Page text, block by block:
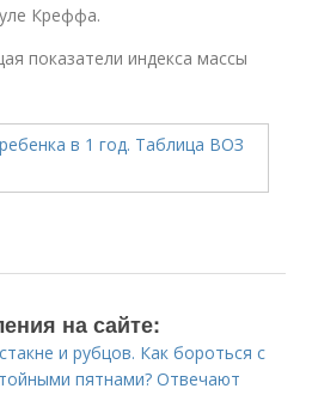
Креффа.
показатели индекса массы
на сайте:
и рубцов. Как бороться с
пятнами? Отвечают